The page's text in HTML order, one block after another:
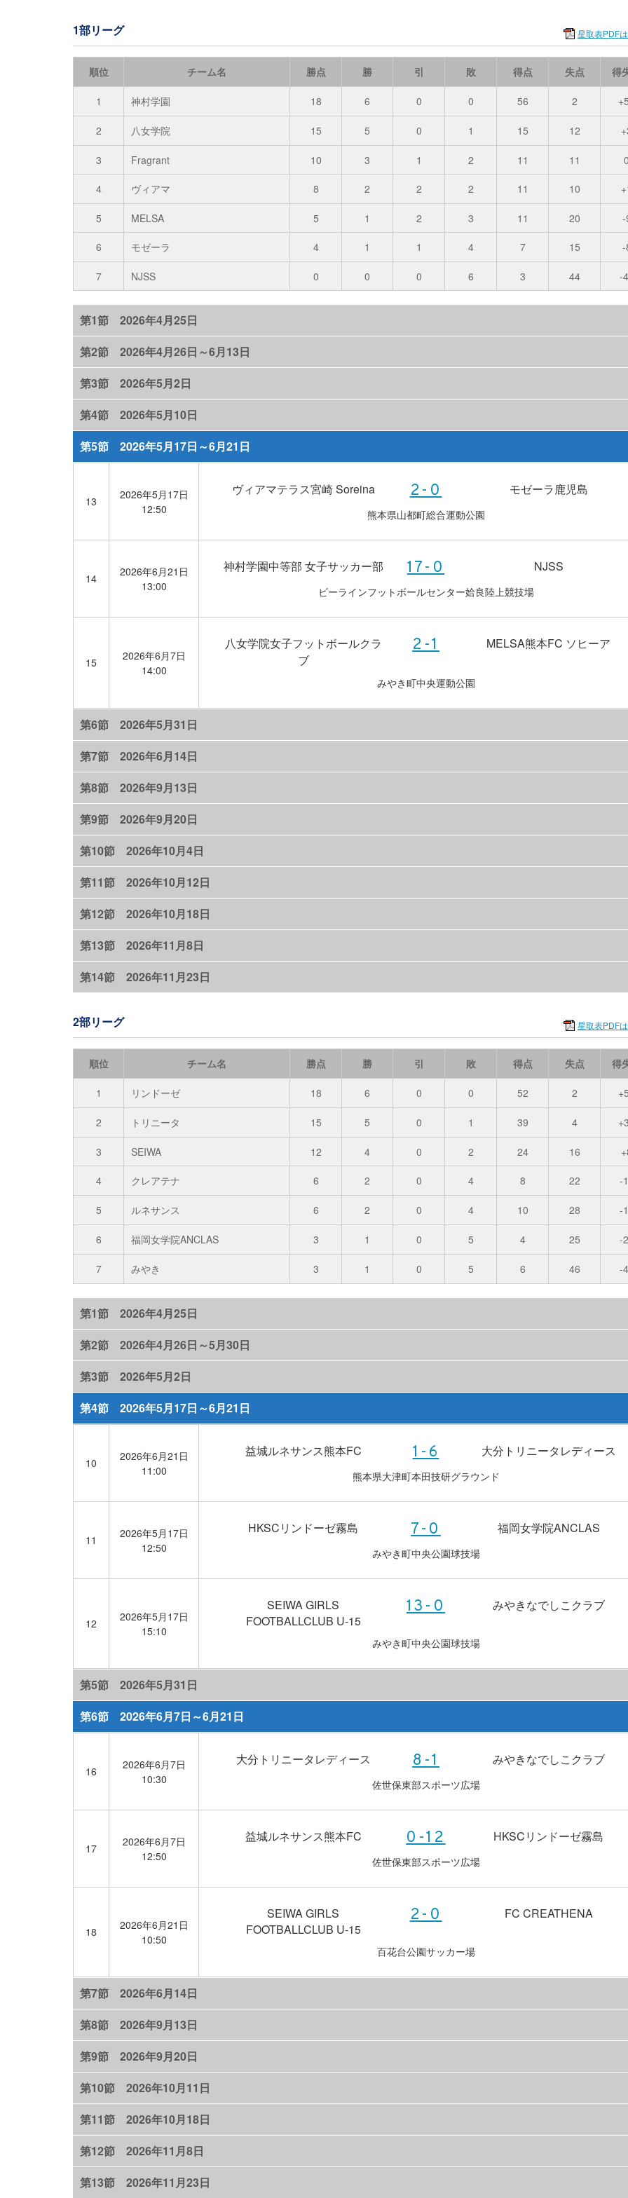
星取表PDF
1部リーグ
順位 チーム名 勝点 勝 引 敗 得点 失点 得
1 神村学園 18 6 0 0 56 2
2 八女学院 15 5 0 1 15 12
3 Fragrant 10 3 1 2 11 11
4 ヴィアマ 8 2 2 2 11 10
5 MELSA 5 1 2 3 11 20 -
6 モゼーラ 4 1 1 4 7 15 -
7 NJSS 0 0 0 6 3 44 -
第1節 2026年4月25日
第2節 2026年4月26日～6月13日
第3節 2026年5月2日
第4節 2026年5月10日
第5節 2026年5月17日～6月21日
13
2026年5月17日
12:50
ヴィアマテラス宮崎 Soreina 2-0 モゼーラ鹿児島
熊本県山都町総合運動公園
14
2026年6月21日
13:00
神村学園中等部 女子サッカー部 17-0 NJSS
ビーラインフットボールセンター姶良陸上競技場
15
2026年6月7日
14:00
八女学院女子フットボールクラ
ブ
2-1 MELSA熊本FC ソヒーア
みやき町中央運動公園
第6節 2026年5月31日
第7節 2026年6月14日
第8節 2026年9月13日
第9節 2026年9月20日
第10節 2026年10月4日
第11節 2026年10月12日
第12節 2026年10月18日
第13節 2026年11月8日
第14節 2026年11月23日
星取表PDF
2部リーグ
順位 チーム名 勝点 勝 引 敗 得点 失点 得
1 リンドーゼ 18 6 0 0 52 2
2 トリニータ 15 5 0 1 39 4
3 SEIWA 12 4 0 2 24 16
4 クレアテナ 6 2 0 4 8 22 -
5 ルネサンス 6 2 0 4 10 28 -
6 福岡女学院ANCLAS 3 1 0 5 4 25 -
7 みやき 3 1 0 5 6 46 -
第1節 2026年4月25日
第2節 2026年4月26日～5月30日
第3節 2026年5月2日
第4節 2026年5月17日～6月21日
10
2026年6月21日
11:00
益城ルネサンス熊本FC 1-6 大分トリニータレディース
熊本県大津町本田技研グラウンド
11
2026年5月17日
12:50
HKSCリンドーゼ霧島 7-0 福岡女学院ANCLAS
みやき町中央公園球技場
12
2026年5月17日
15:10
SEIWA GIRLS
FOOTBALLCLUB U-15
13-0 みやきなでしこクラブ
みやき町中央公園球技場
第5節 2026年5月31日
第6節 2026年6月7日～6月21日
16
2026年6月7日
10:30
大分トリニータレディース 8-1 みやきなでしこクラブ
佐世保東部スポーツ広場
17
2026年6月7日
12:50
益城ルネサンス熊本FC 0-12 HKSCリンドーゼ霧島
佐世保東部スポーツ広場
18
2026年6月21日
10:50
SEIWA GIRLS
FOOTBALLCLUB U-15
2-0 FC CREATHENA
百花台公園サッカー場
第7節 2026年6月14日
第8節 2026年9月13日
第9節 2026年9月20日
第10節 2026年10月11日
第11節 2026年10月18日
第12節 2026年11月8日
第13節 2026年11月23日